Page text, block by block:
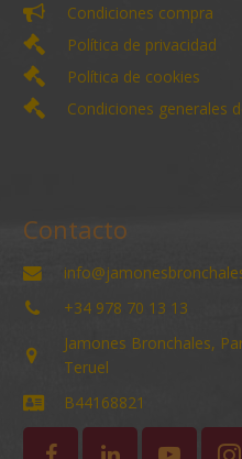
Condiciones compra
Política de privacidad
Política de cookies
Condiciones generales
Contacto
+34 978 70 13 13
Jamones Bronchales,
Teruel
B44168821